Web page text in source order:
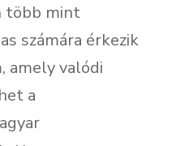
több mint
számára érkezik
amely valódi
a